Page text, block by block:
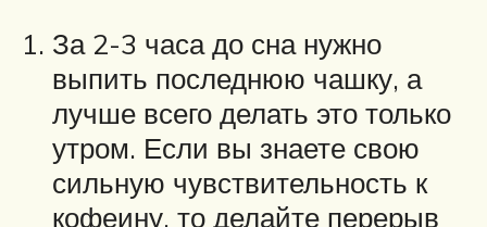
За 2-3 часа до сна нужно
выпить последнюю чашку, а
лучше всего делать это только
утром. Если вы знаете свою
сильную чувствительность к
кофеину, то делайте перерыв